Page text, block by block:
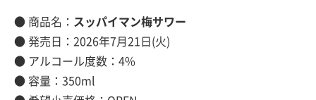
● 商品名： スッパイマン梅サワー
● 発売日：2026年7月21日(火)
● アルコール度数：4%
● 容量：350ml